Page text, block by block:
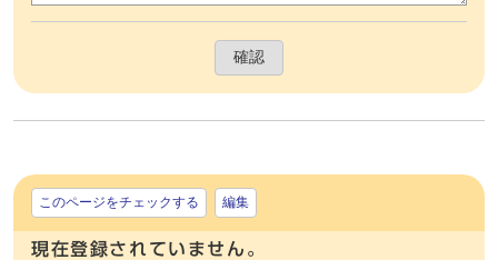
確認
このページをチェックする 編集
現在登録されていません。